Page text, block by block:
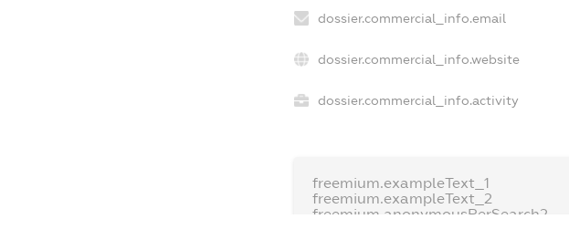
dossier.commercial_info.email
dossier.commercial_info.website
dossier.commercial_info.activity
freemium.exampleText_1
freemium.exampleText_2
freemium.anonymousPerSearch2